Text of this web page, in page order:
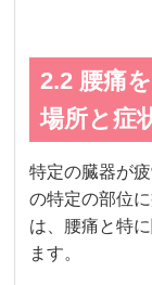
2.2 腰痛
場所と症
特定の臓器が
の特定の部位
は、腰痛と特
ます。